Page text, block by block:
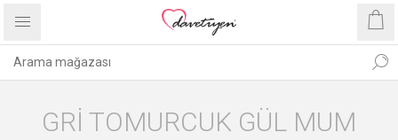
GRI TOMURCUK GÜL MUM